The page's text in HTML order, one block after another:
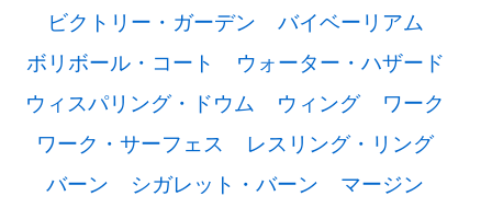
ビクトリー・ガーデン
バイベーリアム
ボリボール・コート
ウォーター・ハザード
ウィスパリング・ドウム
ウィング
ワーク
ワーク・サーフェス
レスリング・リング
バーン
シガレット・バーン
マージン